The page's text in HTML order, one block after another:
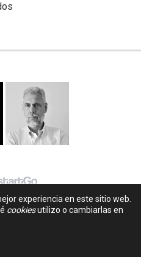
experiencia en este sitio web.
cookiesutilizo o cambiarlas en